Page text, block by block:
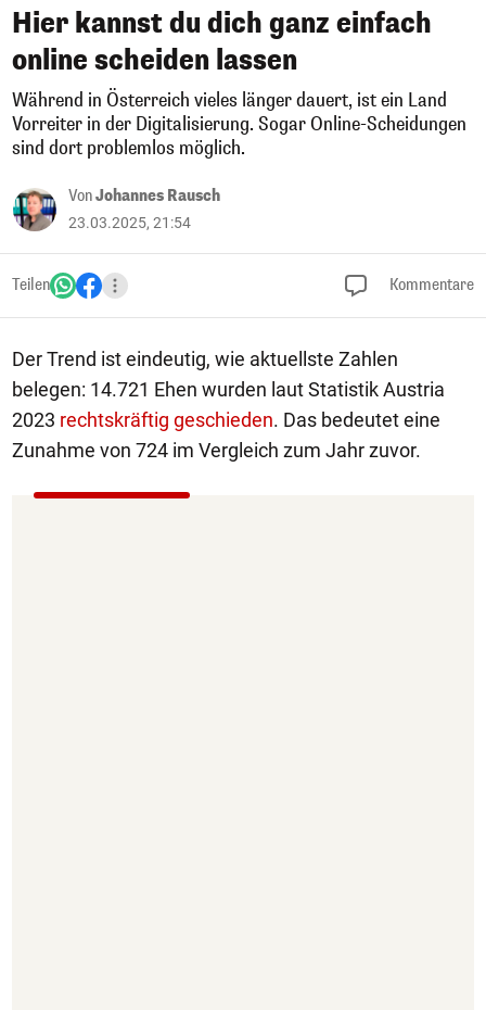
Hier kannst du dich ganz einfach
online scheiden lassen
Während in Österreich vieles länger dauert, ist ein Land
Vorreiter in der Digitalisierung. Sogar Online-Scheidungen
sind dort problemlos möglich.
VonJohannes Rausch
23.03.2025, 21:54
Teilen Kommentare
Der Trend ist eindeutig, wie aktuellste Zahlen
belegen: 14.721 Ehen wurden laut Statistik Austria
2023 rechtskräftig geschieden. Das bedeutet eine
Zunahme von 724 im Vergleich zum Jahr zuvor.